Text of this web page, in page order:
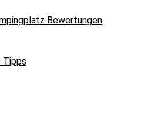
Bewertungen
Tipps